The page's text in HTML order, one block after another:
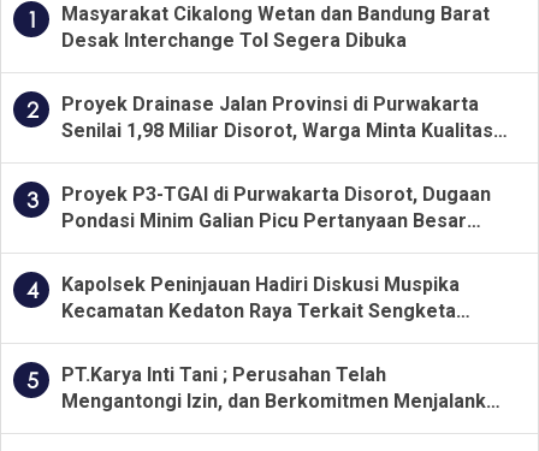
1
Masyarakat Cikalong Wetan dan Bandung Barat
Desak Interchange Tol Segera Dibuka
2
Proyek Drainase Jalan Provinsi di Purwakarta
Senilai 1,98 Miliar Disorot, Warga Minta Kualitas
3
Proyek P3-TGAI di Purwakarta Disorot, Dugaan
Pondasi Minim Galian Picu Pertanyaan Besar
4
Kapolsek Peninjauan Hadiri Diskusi Muspika
Kecamatan Kedaton Raya Terkait Sengketa
5
PT.Karya Inti Tani ; Perusahan Telah
Mengantongi Izin, dan Berkomitmen Menjalankan